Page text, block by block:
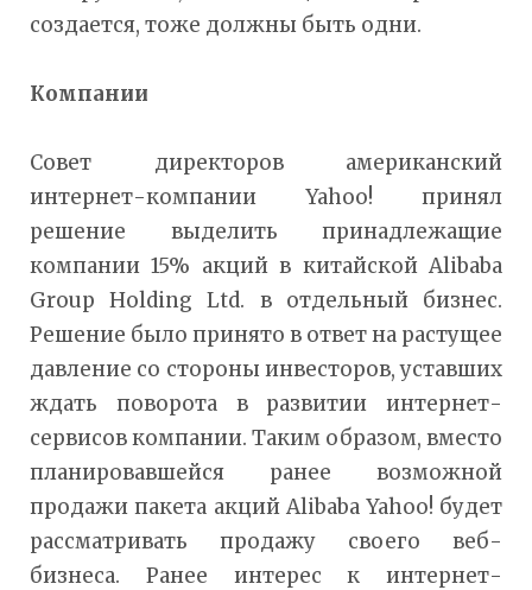
создается, тоже должны быть одни.
Компании
Совет директоров американский
интернет-компании Yahoo! принял
решение выделить принадлежащие
компании 15% акций в китайской Alibaba
Group Holding Ltd. в отдельный бизнес.
Решение было принято в ответ на растущее
давление со стороны инвесторов, уставших
ждать поворота в развитии интернет-
сервисов компании. Таким образом, вместо
планировавшейся ранее возможной
продажи пакета акций Alibaba Yahoo! будет
рассматривать продажу своего веб-
бизнеса. Ранее интерес к интернет-